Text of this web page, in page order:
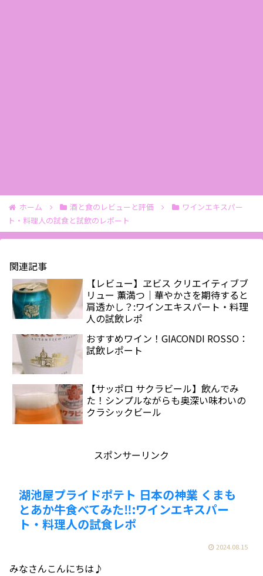
ホーム 酒と食のレビューと評価
ワインエキスパー
ト・料理人の試食と試飲のレポート
関連記事
【レビュー】ヱビス クリエイティブブ
リュー 薫満つ｜華やかさを期待すると
肩透かし？:ワインエキスパート・料理
人の試飲レポ
おすすめワイン！GIACONDI ROSSO：
試飲レポート
【サッポロ サクラビール】飲んでみ
た！シンプルながらも奥深い味わいの
クラシックビール
スポンサーリンク
湖池屋プライドポテト 日本の神業 くまも
とあか牛食べてみた‼️:ワインエキスパー
ト・料理人の試食レポ
2024.08.15
みなさんこんにちは♪